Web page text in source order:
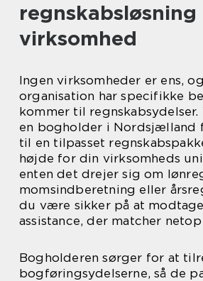
virksomhed
Ingen virksomheder er ens,
organisation har specifikke
kommer til
en bogholder i Nordsjælland
til en tilpasset
højde for din virksomheds
enten det drejer sig om
momsindberetning eller
du være sikker på at
assistance, der matcher
Bogholderen sørger for at
bogføringsydelserne, så de